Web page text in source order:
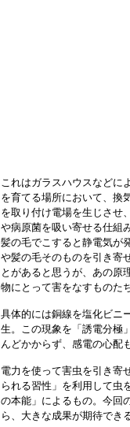
これはガラスハウスなどに
を育てる場所において、換
を取り付け電場を生じさせ
や病原菌を吸い寄せる仕組
髪の毛でこすると静電気が
や髪の毛そのものを引き寄
とがあると思うが、あの原
物にとって害をなすものた
具体的には銅線を塩化ビニ
生。この現象を「誘電分極
んどかからず、感電の心配
電力を使って害虫を引き寄
られる習性」を利用して虫
の本能」によるもの。今回
ら、大きな成果が期待できる